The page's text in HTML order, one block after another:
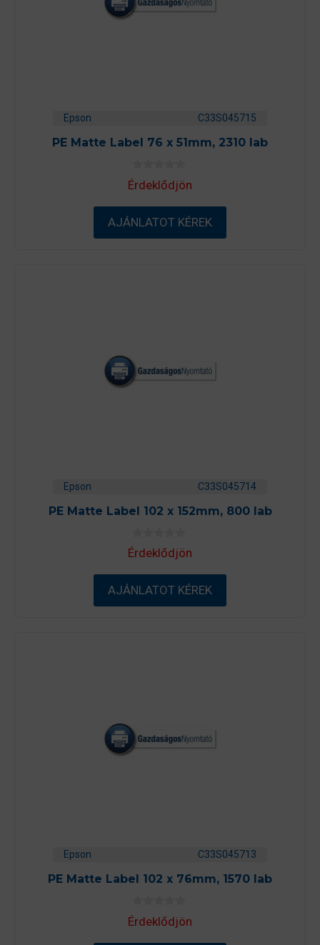
Epson C33S045715
PE Matte Label 76 x 51mm, 2310 lab
0
a
5
-
b
ő
Érdeklődjön
AJÁNLATOT KÉREK
Epson C33S045714
PE Matte Label 102 x 152mm, 800 lab
0
a
5
-
b
ő
Érdeklődjön
AJÁNLATOT KÉREK
Epson C33S045713
PE Matte Label 102 x 76mm, 1570 lab
0
a
Érdeklődjön